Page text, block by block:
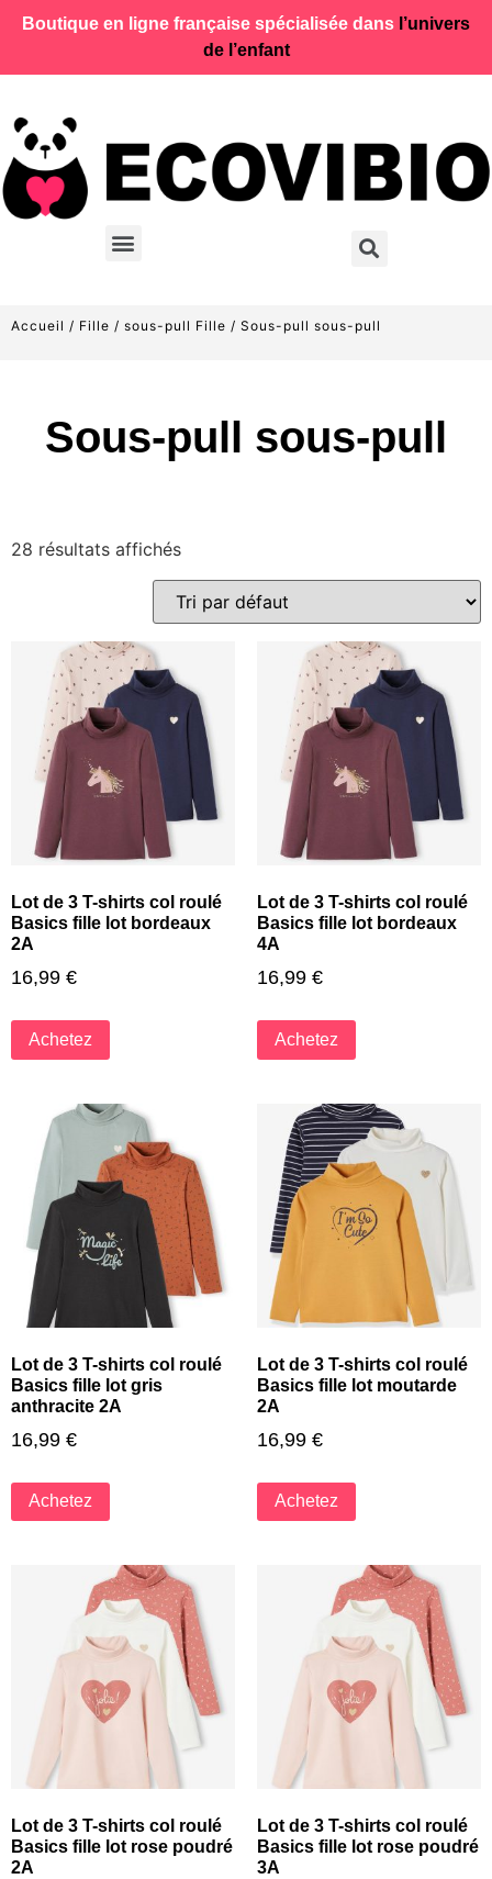
Boutique en ligne française spécialisée dans l’univers
de l’enfant
Accueil / Fille / sous-pull Fille / Sous-pull sous-pull
Sous-pull sous-pull
28 résultats affichés
Lot de 3 T-shirts col roulé
Basics fille lot bordeaux
2A
16,99 €
Achetez
Lot de 3 T-shirts col roulé
Basics fille lot bordeaux
4A
16,99 €
Achetez
Lot de 3 T-shirts col roulé
Basics fille lot gris
anthracite 2A
16,99 €
Achetez
Lot de 3 T-shirts col roulé
Basics fille lot moutarde
2A
16,99 €
Achetez
Lot de 3 T-shirts col roulé
Basics fille lot rose poudré
2A
Lot de 3 T-shirts col roulé
Basics fille lot rose poudré
3A